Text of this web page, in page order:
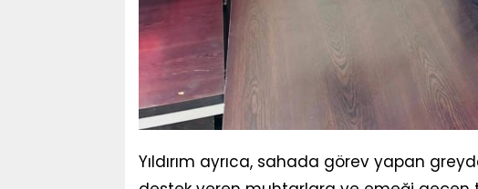
Yıldırım ayrıca, sahada görev yapan